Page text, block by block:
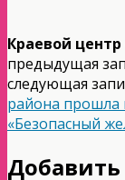
Краевой
предыдущая
следующая
района прошла
«Безопасный